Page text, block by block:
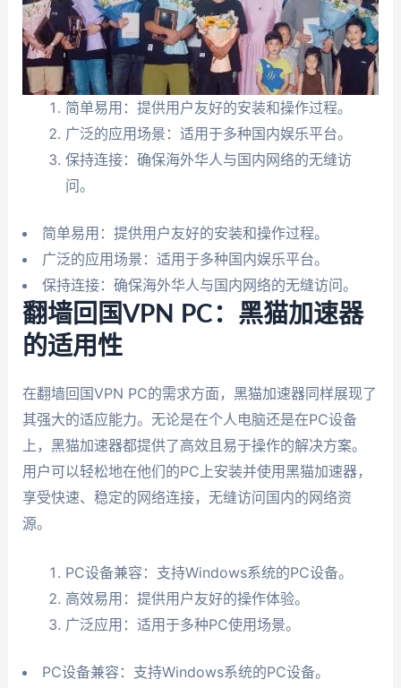
简单易用：提供用户友好的安装和操作过程。
广泛的应用场景：适用于多种国内娱乐平台。
保持连接：确保海外华人与国内网络的无缝访
问。
简单易用：提供用户友好的安装和操作过程。
广泛的应用场景：适用于多种国内娱乐平台。
保持连接：确保海外华人与国内网络的无缝访问。
翻墙回国VPN PC：黑猫加速器
的适用性
在翻墙回国VPN PC的需求方面，黑猫加速器同样展现了
其强大的适应能力。无论是在个人电脑还是在PC设备
上，黑猫加速器都提供了高效且易于操作的解决方案。
用户可以轻松地在他们的PC上安装并使用黑猫加速器，
享受快速、稳定的网络连接，无缝访问国内的网络资
源。
PC设备兼容：支持Windows系统的PC设备。
高效易用：提供用户友好的操作体验。
广泛应用：适用于多种PC使用场景。
PC设备兼容：支持Windows系统的PC设备。